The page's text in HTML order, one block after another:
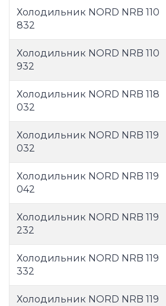
Холодильник NORD NRB 110
832
Холодильник NORD NRB 110
932
Холодильник NORD NRB 118
032
Холодильник NORD NRB 119
032
Холодильник NORD NRB 119
042
Холодильник NORD NRB 119
232
Холодильник NORD NRB 119
332
Холодильник NORD NRB 119